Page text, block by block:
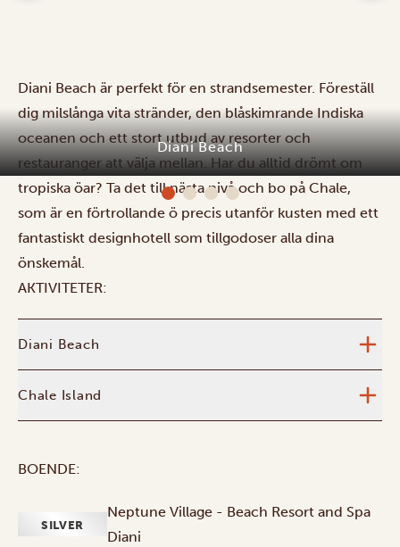
Diani Beach
Diani Beach är perfekt för en strandsemester. Föreställ
dig milslånga vita stränder, den blåskimrande Indiska
oceanen och ett stort utbud av resorter och
restauranger att välja mellan. Har du alltid drömt om
tropiska öar? Ta det till nästa nivå och bo på Chale,
som är en förtrollande ö precis utanför kusten med ett
fantastiskt designhotell som tillgodoser alla dina
önskemål.
AKTIVITETER:
Diani Beach
Chale Island
BOENDE:
SILVER
Neptune Village - Beach Resort and Spa
Diani